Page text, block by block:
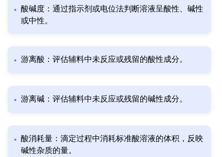
酸碱度：通过指示剂或电位法判断溶液呈酸性、碱性
或中性。
游离酸：评估辅料中未反应或残留的酸性成分。
游离碱：评估辅料中未反应或残留的碱性成分。
酸消耗量：滴定过程中消耗标准酸溶液的体积，反映
碱性杂质的量。